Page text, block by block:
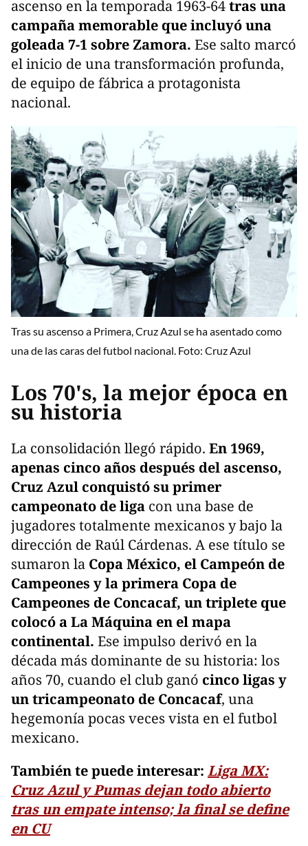
ascenso en la temporada 1963-64tras una
campaña memorable que incluyó una
goleada 7-1 sobre Zamora. Ese salto marcó
el inicio de una transformación profunda,
de equipo de fábrica a protagonista
nacional.
Tras su ascenso a Primera, Cruz Azul se ha asentado como
una de las caras del futbol nacional. Foto: Cruz Azul
Los 70's, la mejor época en
su historia
La consolidación llegó rápido. En 1969,
apenas cinco años después del ascenso,
Cruz Azul conquistó su primer
campeonato de liga con una base de
jugadores totalmente mexicanos y bajo la
dirección de Raúl Cárdenas. A ese título se
sumaron la Copa México, el Campeón de
Campeones y la primera Copa de
Campeones de Concacaf, un triplete que
colocó a La Máquina en el mapa
continental. Ese impulso derivó en la
década más dominante de su historia: los
años 70, cuando el club ganó cinco ligas y
un tricampeonato de Concacaf, una
hegemonía pocas veces vista en el futbol
mexicano.
También te puede interesar: Liga MX:
Cruz Azul y Pumas dejan todo abierto
tras un empate intenso; la final se define
en CU